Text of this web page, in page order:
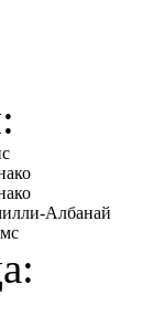
Албанай